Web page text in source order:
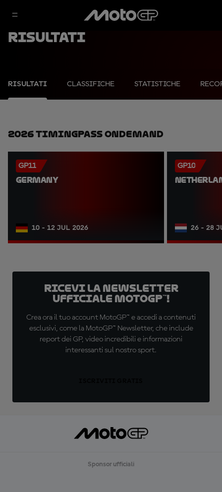
Risultati
RISULTATI CLASSIFICHE STATISTICHE
2026 TimingPass OnDemand
GP11
GERMANY
10 - 12 JUL 2026
GP10
26 - 28
Ricevi la newsletter
ufficiale MotoGP™!
Crea ora il tuo account MotoGP™ e accedi a contenuti
esclusivi, come la MotoGP™ Newsletter, che include
report dei GP, video incredibili e informazioni
interessanti sul nostro sport.
Sponsor ufficiali